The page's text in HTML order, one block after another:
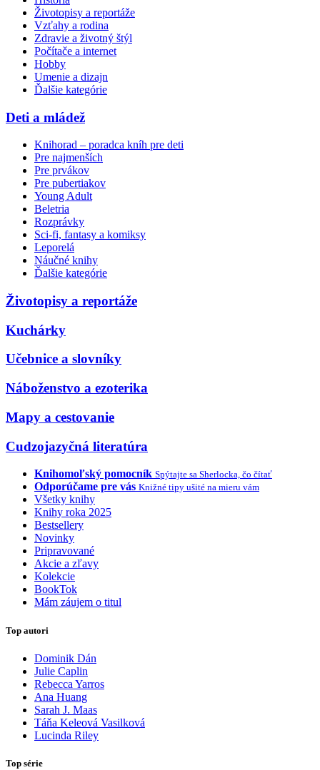
Životopisy a reportáže
Vzťahy a rodina
Zdravie a životný štýl
Počítače a internet
Hobby
Umenie a dizajn
Ďalšie kategórie
Deti a mládež
Knihorad – poradca kníh pre deti
Pre najmenších
Pre prvákov
Pre pubertiakov
Young Adult
Beletria
Rozprávky
Sci-fi, fantasy a komiksy
Leporelá
Náučné knihy
Ďalšie kategórie
Životopisy a reportáže
Kuchárky
Učebnice a slovníky
Náboženstvo a ezoterika
Mapy a cestovanie
Cudzojazyčná literatúra
Knihomoľský pomocník Spýtajte sa Sherlocka, čo čítať
Odporúčame pre vás Knižné tipy ušité na mieru vám
Všetky knihy
Knihy roka 2025
Bestsellery
Novinky
Pripravované
Akcie a zľavy
Kolekcie
BookTok
Mám záujem o titul
Top autori
Dominik Dán
Julie Caplin
Rebecca Yarros
Ana Huang
Sarah J. Maas
Táňa Keleová Vasilková
Lucinda Riley
Top série